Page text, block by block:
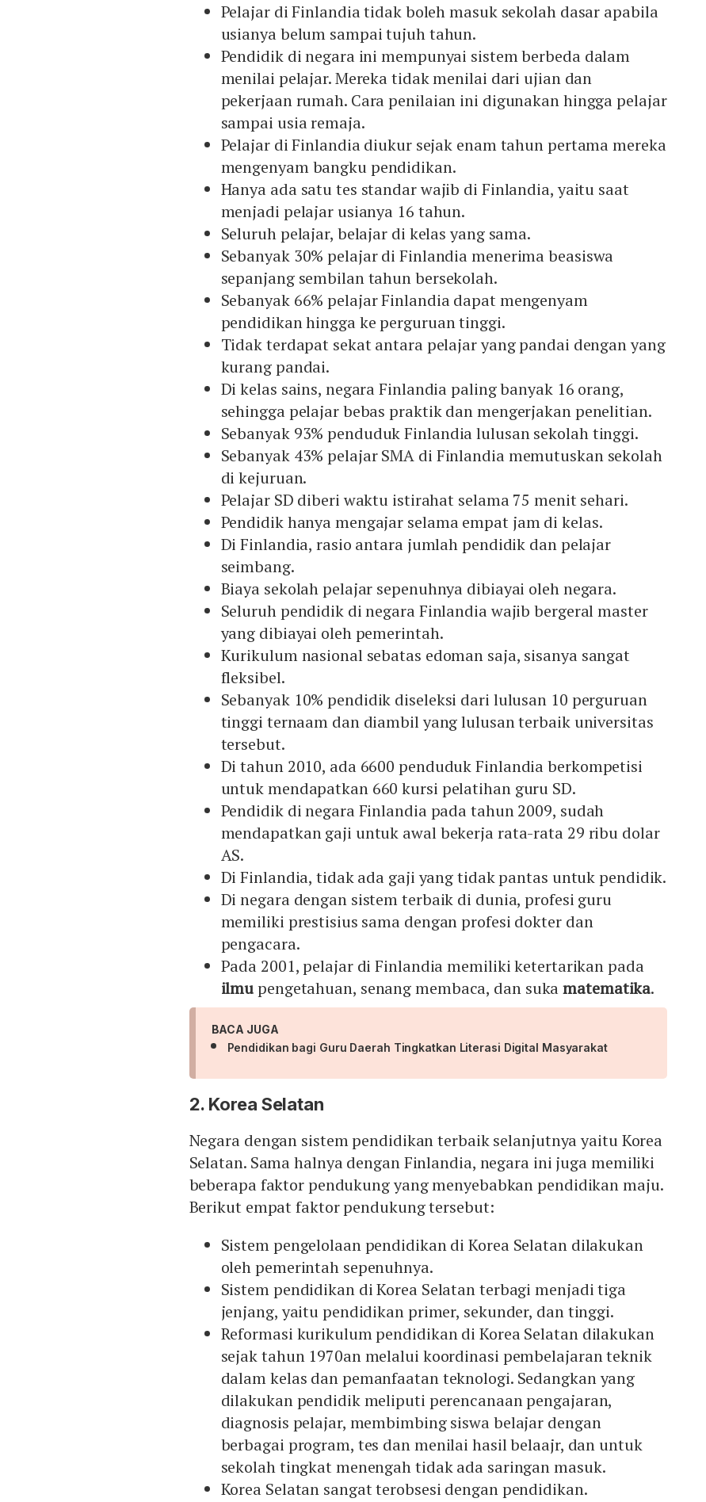
Pelajar di Finlandia tidak boleh masuk sekolah dasar apabila
usianya belum sampai tujuh tahun.
Pendidik di negara ini mempunyai sistem berbeda dalam
menilai pelajar. Mereka tidak menilai dari ujian dan
pekerjaan rumah. Cara penilaian ini digunakan hingga pelajar
sampai usia remaja.
Pelajar di Finlandia diukur sejak enam tahun pertama mereka
mengenyam bangku pendidikan.
Hanya ada satu tes standar wajib di Finlandia, yaitu saat
menjadi pelajar usianya 16 tahun.
Seluruh pelajar, belajar di kelas yang sama.
Sebanyak 30% pelajar di Finlandia menerima beasiswa
sepanjang sembilan tahun bersekolah.
Sebanyak 66% pelajar Finlandia dapat mengenyam
pendidikan hingga ke perguruan tinggi.
Tidak terdapat sekat antara pelajar yang pandai dengan yang
kurang pandai.
Di kelas sains, negara Finlandia paling banyak 16 orang,
sehingga pelajar bebas praktik dan mengerjakan penelitian.
Sebanyak 93% penduduk Finlandia lulusan sekolah tinggi.
Sebanyak 43% pelajar SMA di Finlandia memutuskan sekolah
di kejuruan.
Pelajar SD diberi waktu istirahat selama 75 menit sehari.
Pendidik hanya mengajar selama empat jam di kelas.
Di Finlandia, rasio antara jumlah pendidik dan pelajar
seimbang.
Biaya sekolah pelajar sepenuhnya dibiayai oleh negara.
Seluruh pendidik di negara Finlandia wajib bergeral master
yang dibiayai oleh pemerintah.
Kurikulum nasional sebatas edoman saja, sisanya sangat
fleksibel.
Sebanyak 10% pendidik diseleksi dari lulusan 10 perguruan
tinggi ternaam dan diambil yang lulusan terbaik universitas
tersebut.
Di tahun 2010, ada 6600 penduduk Finlandia berkompetisi
untuk mendapatkan 660 kursi pelatihan guru SD.
Pendidik di negara Finlandia pada tahun 2009, sudah
mendapatkan gaji untuk awal bekerja rata-rata 29 ribu dolar
AS.
Di Finlandia, tidak ada gaji yang tidak pantas untuk pendidik.
Di negara dengan sistem terbaik di dunia, profesi guru
memiliki prestisius sama dengan profesi dokter dan
pengacara.
Pada 2001, pelajar di Finlandia memiliki ketertarikan pada
ilmupengetahuan, senang membaca, dan sukamatematika.
BACA JUGA
Pendidikan bagi Guru Daerah Tingkatkan Literasi Digital Masyarakat
2. Korea Selatan
Negara dengan sistem pendidikan terbaik selanjutnya yaitu Korea
Selatan. Sama halnya dengan Finlandia, negara ini juga memiliki
beberapa faktor pendukung yang menyebabkan pendidikan maju.
Berikut empat faktor pendukung tersebut:
Sistem pengelolaan pendidikan di Korea Selatan dilakukan
oleh pemerintah sepenuhnya.
Sistem pendidikan di Korea Selatan terbagi menjadi tiga
jenjang, yaitu pendidikan primer, sekunder, dan tinggi.
Reformasi kurikulum pendidikan di Korea Selatan dilakukan
sejak tahun 1970an melalui koordinasi pembelajaran teknik
dalam kelas dan pemanfaatan teknologi. Sedangkan yang
dilakukan pendidik meliputi perencanaan pengajaran,
diagnosis pelajar, membimbing siswa belajar dengan
berbagai program, tes dan menilai hasil belaajr, dan untuk
sekolah tingkat menengah tidak ada saringan masuk.
Korea Selatan sangat terobsesi dengan pendidikan.